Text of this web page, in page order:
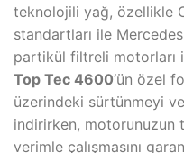
teknolojili yağ, özellikle
standartları ile
partikül filtreli motorları
Top Tec 4600‘ün özel
üzerindeki sürtünmeyi ve
indirirken, motorunuzun
verimle çalışmasını